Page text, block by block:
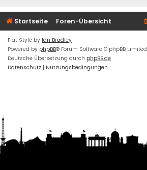
Startseite Foren-Übersicht
Flat Style by Ian Bradley
Powered by phpBB® Forum Software © phpBB Limited
Deutsche Übersetzung durch phpBB.de
Datenschutz | Nutzungsbedingungen